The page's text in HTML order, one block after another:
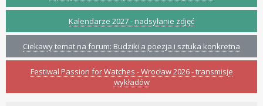
Kalendarze 2027 - nadsyłanie zdjęć
Ciekawy temat na forum: Budziki a poezja i sztuka konkretna
Festiwal Passion for Watches - Wrocław 2026 - transmisje
wykładów